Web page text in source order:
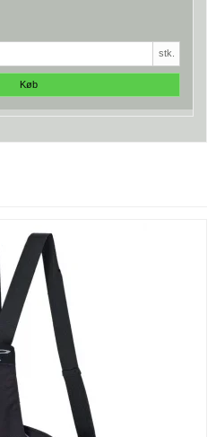
stk.
Køb